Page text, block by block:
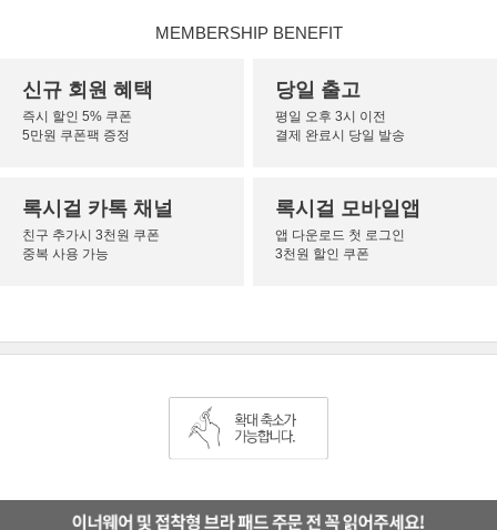
MEMBERSHIP BENEFIT
신규 회원 혜택
즉시 할인 5% 쿠폰
5만원 쿠폰팩 증정
당일 출고
평일 오후 3시 이전
결제 완료시 당일 발송
록시걸 카톡 채널
친구 추가시 3천원 쿠폰
중복 사용 가능
록시걸 모바일앱
앱 다운로드 첫 로그인
3천원 할인 쿠폰